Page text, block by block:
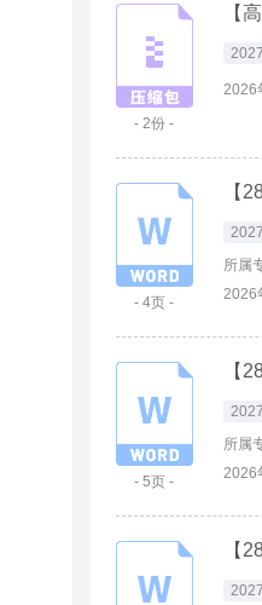
- 2份 -
2027
2026
- 4页 -
2027
所属
2026
- 5页 -
2027
所属
2026
2027